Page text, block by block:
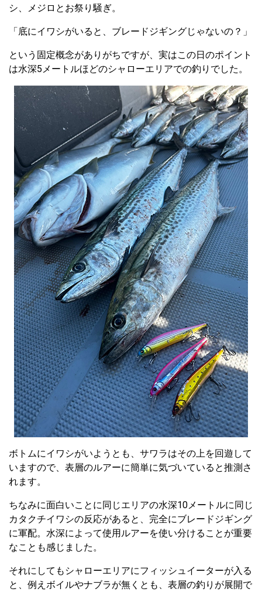
シ、メジロとお祭り騒ぎ。
「底にイワシがいると、ブレードジギングじゃないの？」
という固定概念がありがちですが、実はこの日のポイント
は水深5メートルほどのシャローエリアでの釣りでした。
ボトムにイワシがいようとも、サワラはその上を回遊して
いますので、表層のルアーに簡単に気づいていると推測さ
れます。
ちなみに面白いことに同じエリアの水深10メートルに同じ
カタクチイワシの反応があると、完全にブレードジギング
に軍配。水深によって使用ルアーを使い分けることが重要
なことも感じました。
それにしてもシャローエリアにフィッシュイーターが入る
と、例えボイルやナブラが無くとも、表層の釣りが展開で